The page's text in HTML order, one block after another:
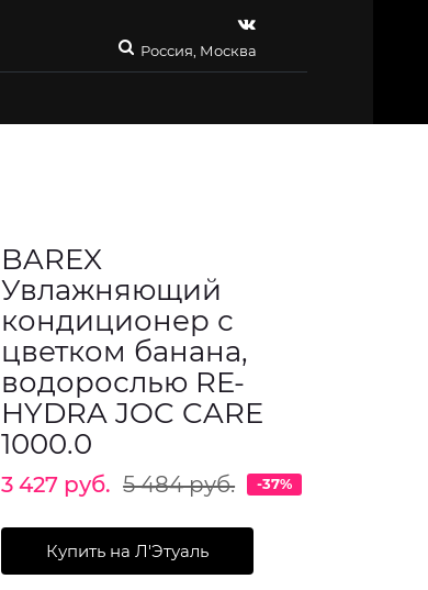
Россия, Москва
BAREX
Увлажняющий
кондиционер с
цветком банана,
водорослью RE-
HYDRA JOC CARE
1000.0
3 427 руб. 5 484 руб. -37%
Купить на Л'Этуаль